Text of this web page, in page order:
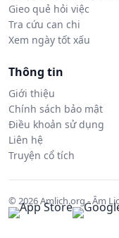
Gieo quẻ hỏi việc
Tra cứu can chi
Xem ngày tốt xấu
Thông tin
Giới thiệu
Chính sách bảo mật
Điều khoản sử dụng
Liên hệ
Truyện cổ tích
© 2026 Amlich.org - Âm